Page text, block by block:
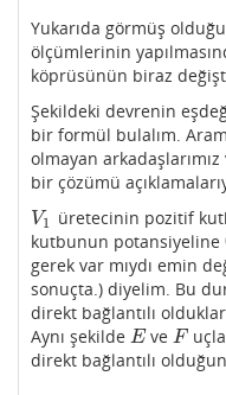
Yukarıda görmüş
ölçümlerinin
köprüsünün biraz
Şekildeki devrenin
bir formül bulalım.
olmayan
bir çözümü
V1
V1 üretecinin pozitif
kutbunun potansiyeline
gerek var mıydı emin
sonuçta.) diyelim. Bu
direkt bağlantılı
Aynı şekilde E
E ve F
F
direkt bağlantılı